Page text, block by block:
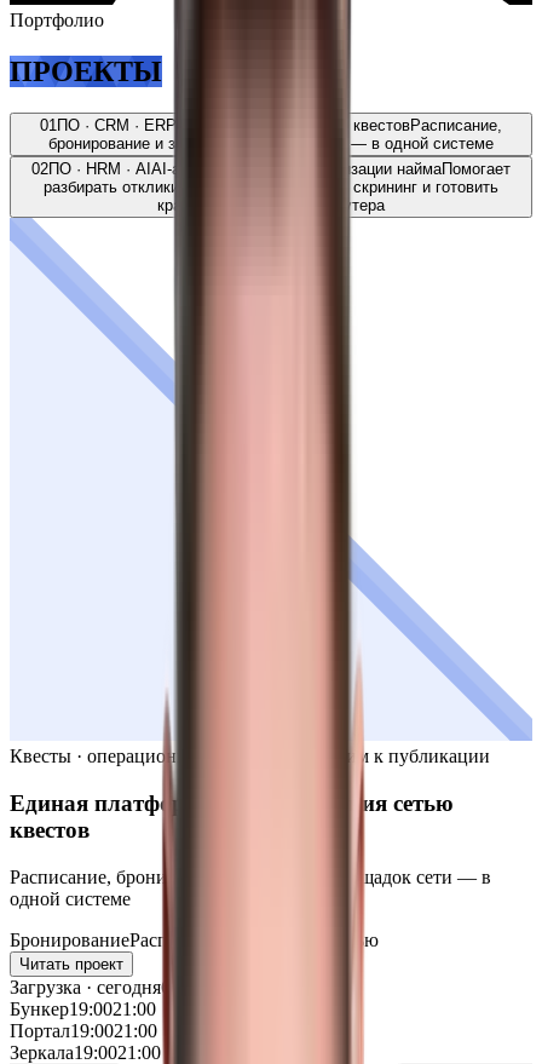
Портфолио
ПРОЕКТЫ
01ПО · CRM · ERP IT-платформа для сети квестовРасписание,
бронирование и загрузка площадок сети — в одной системе
02ПО · HRM · AI AI-ассистент для автоматизации наймаПомогает
разбирать отклики, проводить первичный скрининг и готовить
краткое резюме для рекрутера
Квесты · операционная платформа Готовим к публикации
Единая платформа
для управления сетью
квестов
Расписание, бронирование и загрузка площадок сети — в
одной системе
БронированиеРасписание Управление сетью
Читать проект
Загрузка · сегодня6/9
Бункер19:0021:00
Портал19:0021:00
Зеркала19:0021:00